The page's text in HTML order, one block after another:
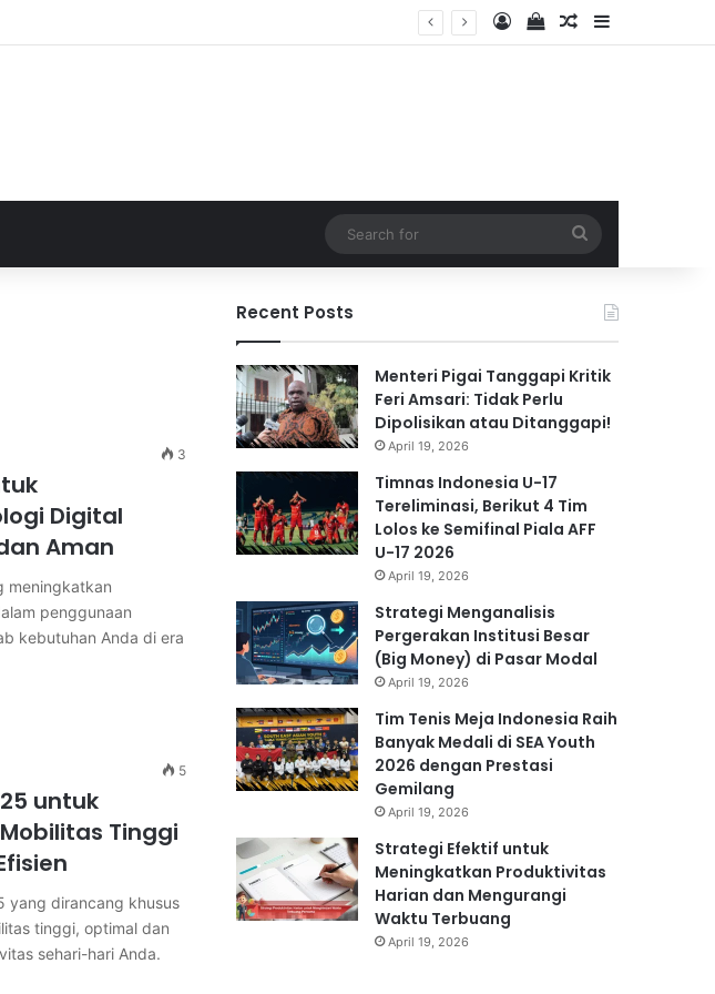
Semifinal Piala AFF U-17 2026 Log InView your
Random Article
Sidebar
for
3
Digital
Aman
meningkatkan
penggunaan
kebutuhan Anda di era
5
untuk
Tinggi
yang dirancang khusus
tinggi, optimal dan
sehari-hari Anda.
Recent Posts
Menteri Pigai Tanggapi Kritik
Feri Amsari: Tidak Perlu
Dipolisikan atau Ditanggapi!
April 19, 2026
Timnas Indonesia U-17
Tereliminasi, Berikut 4 Tim
Lolos ke Semifinal Piala AFF
U-17 2026
April 19, 2026
Strategi Menganalisis
Pergerakan Institusi Besar
(Big Money) di Pasar Modal
April 19, 2026
Tim Tenis Meja Indonesia Raih
Banyak Medali di SEA Youth
2026 dengan Prestasi
Gemilang
April 19, 2026
Strategi Efektif untuk
Meningkatkan Produktivitas
Harian dan Mengurangi
Waktu Terbuang
April 19, 2026